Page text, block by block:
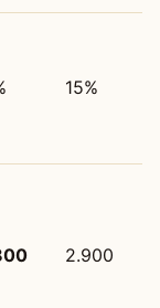
15%
2.900